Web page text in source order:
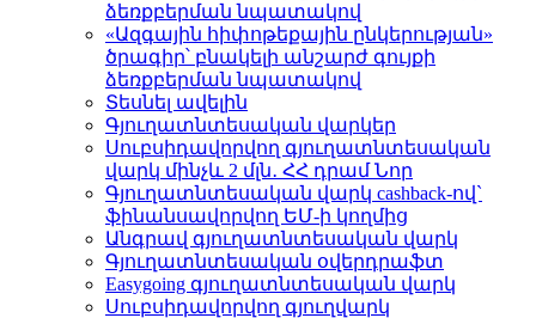
ձեռքբերման նպատակով
«Ազգային հիփոթեքային ընկերության»
ծրագիր՝ բնակելի անշարժ գույքի
ձեռքբերման նպատակով
Տեսնել ավելին
Գյուղատնտեսական վարկեր
Սուբսիդավորվող գյուղատնտեսական
վարկ մինչև 2 մլն․ ՀՀ դրամՆոր
Գյուղատնտեսական վարկ cashback-ով`
ֆինանսավորվող ԵՄ-ի կողմից
Անգրավ գյուղատնտեսական վարկ
Գյուղատնտեսական օվերդրաֆտ
Easygoing գյուղատնտեսական վարկ
Սուբսիդավորվող գյուղվարկ